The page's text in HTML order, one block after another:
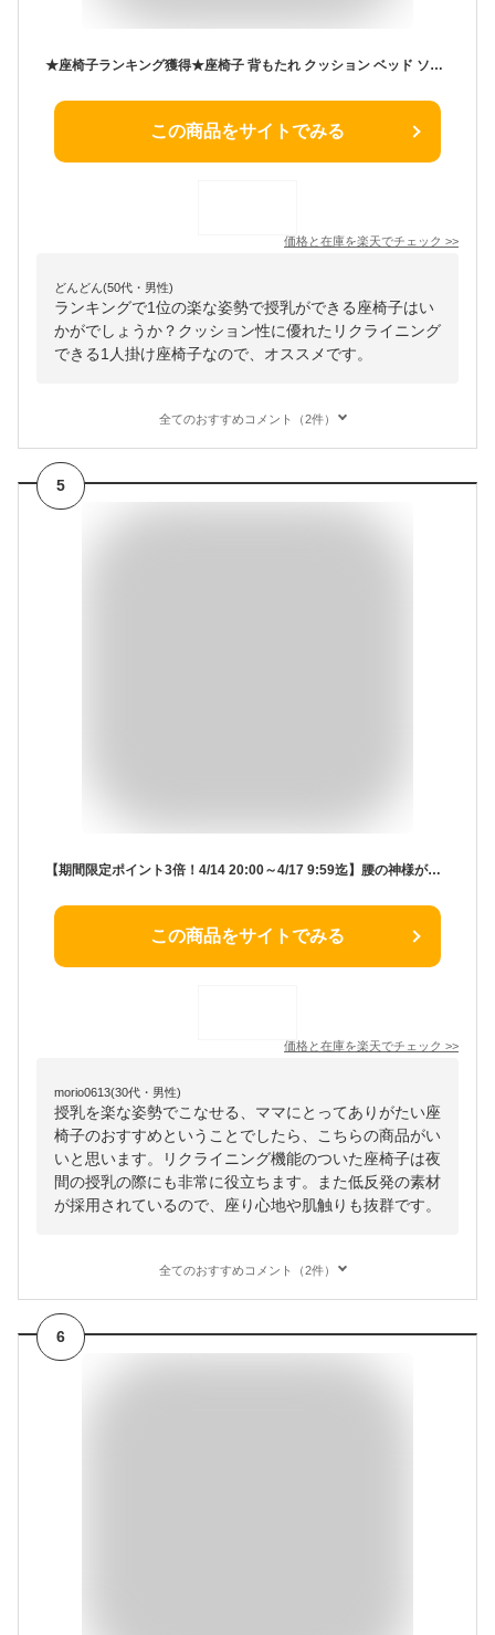
★座椅子ランキング獲得★座椅子 背もたれ クッション ベッド ソファ ハイバック リクライニング おしゃれ コンパクト 肘掛け かわいい こたつ 腰痛 1人掛け 一人用 座いす 座イス 授乳 枕 ソファー グレー ブラウン 姿勢 背もたれクッション ATBL 背もたれ座椅子 かわいい
この商品をサイトでみる
価格と在庫を楽天でチェック >>
どんどん(50代・男性)
ランキングで1位の楽な姿勢で授乳ができる座椅子はい
かがでしょうか？クッション性に優れたリクライニング
できる1人掛け座椅子なので、オススメです。
全てのおすすめコメント（2件）
5
【期間限定ポイント3倍！4/14 20:00～4/17 9:59迄】腰の神様がくれた座椅子【第1弾】DMZ アロー | 腰神 座椅子 リクライニング ハイバック 腰痛 一人用 ソファ リクライニングチェア チェア 1人用ソファ リクライニングソファ パーソナルチェア 腰 低反発
この商品をサイトでみる
価格と在庫を楽天でチェック >>
morio0613(30代・男性)
授乳を楽な姿勢でこなせる、ママにとってありがたい座
椅子のおすすめということでしたら、こちらの商品がい
いと思います。リクライニング機能のついた座椅子は夜
間の授乳の際にも非常に役立ちます。また低反発の素材
が採用されているので、座り心地や肌触りも抜群です。
全てのおすすめコメント（2件）
6